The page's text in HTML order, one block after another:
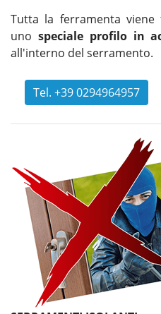
Tutta la ferramenta
uno speciale profilo in
all'interno del serramento.
Tel. +39 0294964957